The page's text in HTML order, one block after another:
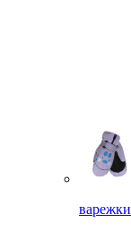
варежки